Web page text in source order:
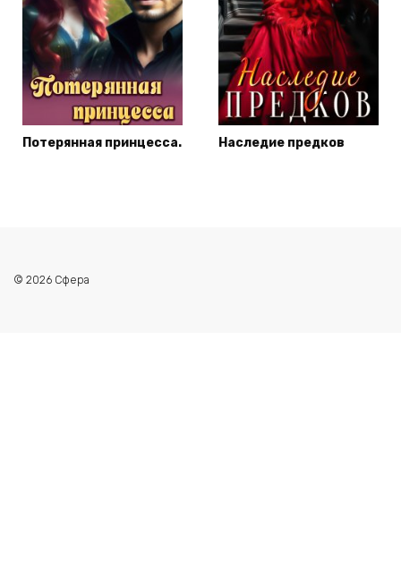
Потерянная принцесса. Наследие предков
© 2026 Сфера